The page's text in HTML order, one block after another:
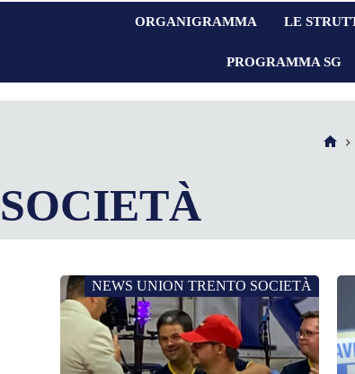
ORGANIGRAMMA LE
PROGRAMMA SG
SOCIETÀ
NEWS UNION TRENTO SOCIETÀ